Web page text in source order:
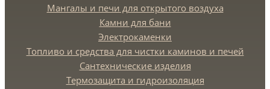
Мангалы и печи для открытого воздуха
Камни для бани
Электрокаменки
Топливо и средства для чистки каминов и печей
Сантехнические изделия
Термозащита и гидроизоляция